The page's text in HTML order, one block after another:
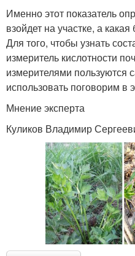
Именно этот показатель
взойдет на участке, а
Для того, чтобы узнать
измеритель кислотности
измерителями пользуются
использовать поговорим в
Мнение эксперта
Куликов Владимир